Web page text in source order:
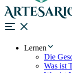
Lernen
Die
Was ist